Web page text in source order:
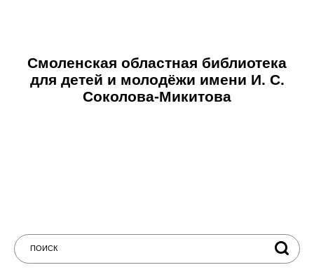
Смоленская областная библиотека
для детей и молодёжи имени И. С.
Соколова-Микитова